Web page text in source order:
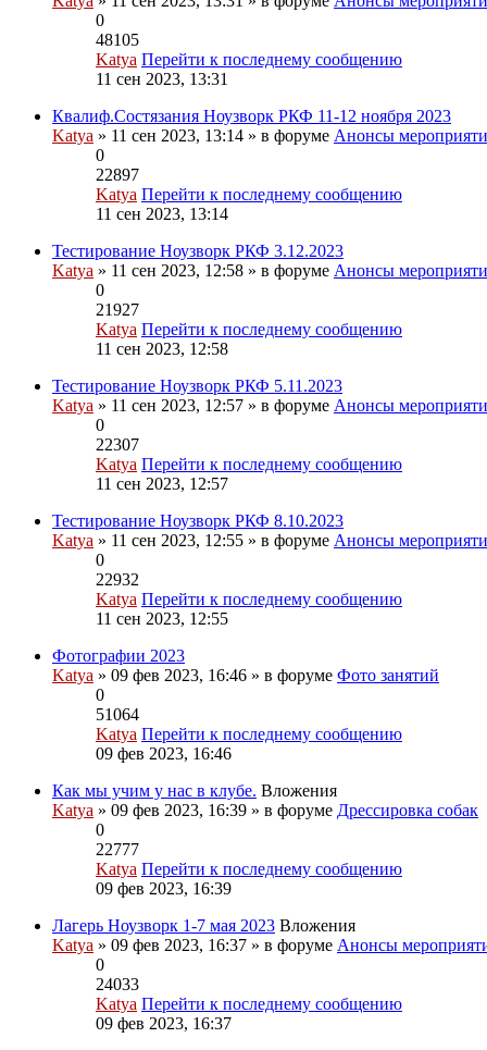
0
48105
Katya Перейти к последнему сообщению
11 сен 2023, 13:31
Квалиф.Состязания Ноузворк РКФ 11-12 ноября 2023
Katya » 11 сен 2023, 13:14 » в форуме Анонсы
0
22897
Katya Перейти к последнему сообщению
11 сен 2023, 13:14
Тестирование Ноузворк РКФ 3.12.2023
Katya » 11 сен 2023, 12:58 » в форуме Анонсы
0
21927
Katya Перейти к последнему сообщению
11 сен 2023, 12:58
Тестирование Ноузворк РКФ 5.11.2023
Katya » 11 сен 2023, 12:57 » в форуме Анонсы
0
22307
Katya Перейти к последнему сообщению
11 сен 2023, 12:57
Тестирование Ноузворк РКФ 8.10.2023
Katya » 11 сен 2023, 12:55 » в форуме Анонсы
0
22932
Katya Перейти к последнему сообщению
11 сен 2023, 12:55
Фотографии 2023
Katya » 09 фев 2023, 16:46 » в форуме Фото занятий
0
51064
Katya Перейти к последнему сообщению
09 фев 2023, 16:46
Как мы учим у нас в клубе. Вложения
Katya » 09 фев 2023, 16:39 » в форуме Дрессировка собак
0
22777
Katya Перейти к последнему сообщению
09 фев 2023, 16:39
Лагерь Ноузворк 1-7 мая 2023 Вложения
Katya » 09 фев 2023, 16:37 » в форуме Анонсы
0
24033
Katya Перейти к последнему сообщению
09 фев 2023, 16:37